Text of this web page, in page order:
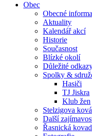
Obec
Obecné
Aktuality
Kalendář akcí
Historie
Současnost
Blízké okolí
Důležité
Spolky &
Hasiči
TJ Jiskra
Klub žen
Stelzigova
Další
Řasnická